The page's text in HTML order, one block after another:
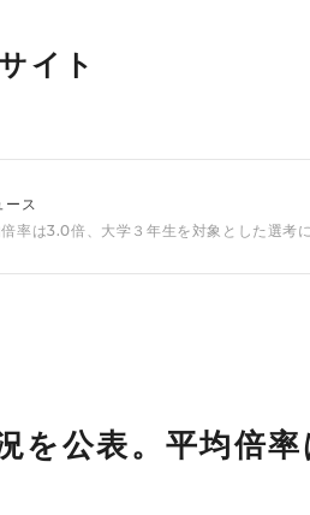
イト
ース
率は3.0倍、大学３年生を対象とした選考
公表。平均倍